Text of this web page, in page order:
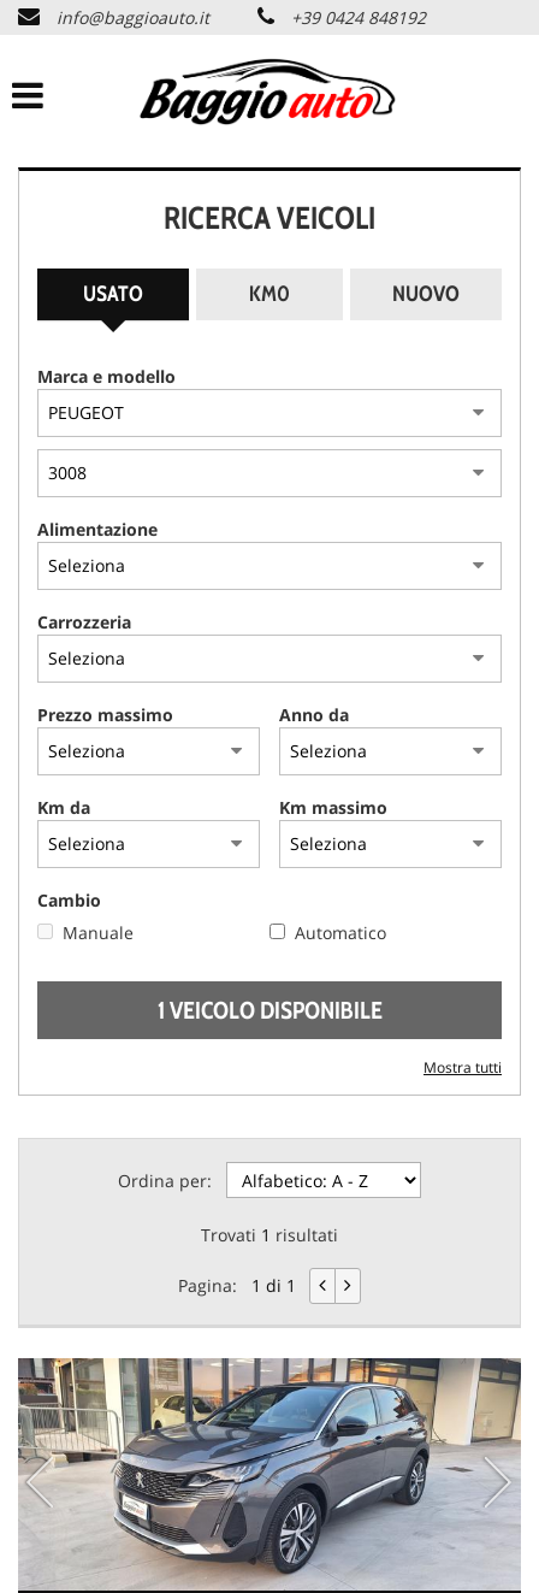
AZIENDA
LISTA VEICOLI
ASSISTENZA
SERVIZI
NEWS
info@baggioauto.it +39 0424 848192
RICERCA VEICOLI
USATO KM0 NUOVO
Marca e modello
Alimentazione
Carrozzeria
Prezzo massimo Anno da
Km da Km massimo
Cambio
Manuale
Automatico
1 VEICOLO DISPONIBILE
Mostra tutti
Ordina per:
Trovati 1 risultati
Pagina: 1 di 1